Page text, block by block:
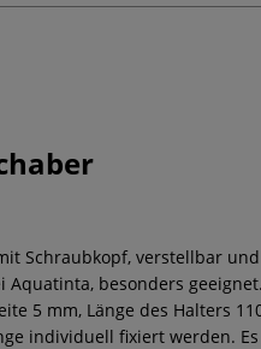
Schraubkopf, verstellbar und
besonders geeignet.
5 mm, Länge des Halters
individuell fixiert werden.